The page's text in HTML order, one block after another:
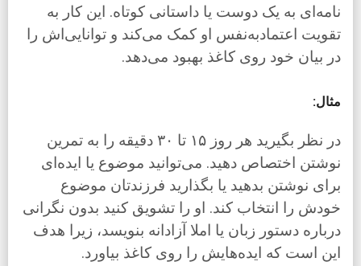
نامه‌ای به یک دوست یا داستانی کوتاه. این کار به
تقویت اعتمادبه‌نفس او کمک می‌کند و توانایی‌اش را
در بیان خود روی کاغذ بهبود می‌دهد.
مثال:
در نظر بگیرید هر روز ۱۵ تا ۳۰ دقیقه را به تمرین
نوشتن اختصاص دهید. می‌توانید موضوع یا ایده‌ای
برای نوشتن بدهید یا بگذارید فرزندتان موضوع
خودش را انتخاب کند. او را تشویق کنید بدون نگرانی
درباره دستور زبان یا املا آزادانه بنویسد، زیرا هدف
این است که ایده‌هایش را روی کاغذ بیاورد.